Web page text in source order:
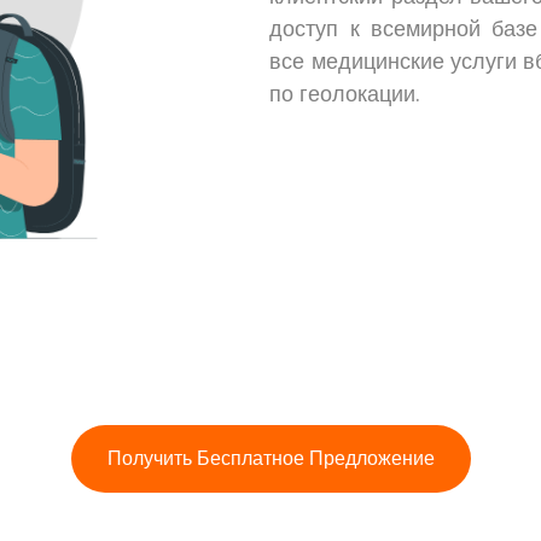
доступ к всемирной
все медицинские услуги
по геолокации.
Получить Бесплатное Предложение